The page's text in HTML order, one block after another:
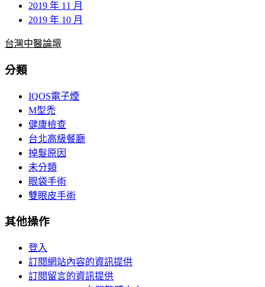
2019 年 11 月
2019 年 10 月
台灣中醫論壇
分類
IQOS電子煙
M型禿
健康檢查
台北高級餐廳
掉髮原因
未分類
眼袋手術
雙眼皮手術
其他操作
登入
訂閱網站內容的資訊提供
訂閱留言的資訊提供